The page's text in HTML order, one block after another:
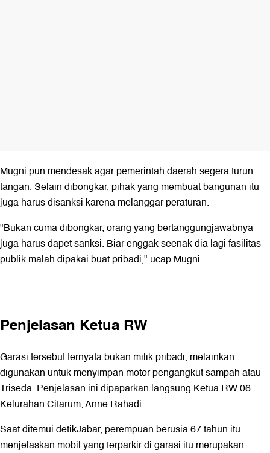
Mugni pun mendesak agar pemerintah daerah segera turun
tangan. Selain dibongkar, pihak yang membuat bangunan itu
juga harus disanksi karena melanggar peraturan.
"Bukan cuma dibongkar, orang yang bertanggungjawabnya
juga harus dapet sanksi. Biar enggak seenak dia lagi fasilitas
publik malah dipakai buat pribadi," ucap Mugni.
Penjelasan Ketua RW
Garasi tersebut ternyata bukan milik pribadi, melainkan
digunakan untuk menyimpan motor pengangkut sampah atau
Triseda. Penjelasan ini dipaparkan langsung Ketua RW 06
Kelurahan Citarum, Anne Rahadi.
Saat ditemui detikJabar, perempuan berusia 67 tahun itu
menjelaskan mobil yang terparkir di garasi itu merupakan